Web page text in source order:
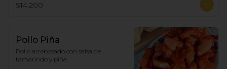
$14.200
Pollo Piña
Pollo arrebosado con salsa de
tamarindo y piña